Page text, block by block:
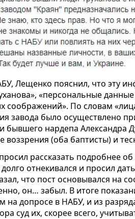
Лещенко пояснил, что эту
«персональные
соображений». По словам
завода было осуществлено
бывшего нардепа Александра
воззрения (оба баптисты) и
рассказать подробнее
отнекивался и просил
что пост основывался на
он… забыл. В итоге
допросе в НАБУ, и из
суд их, скорее всего,